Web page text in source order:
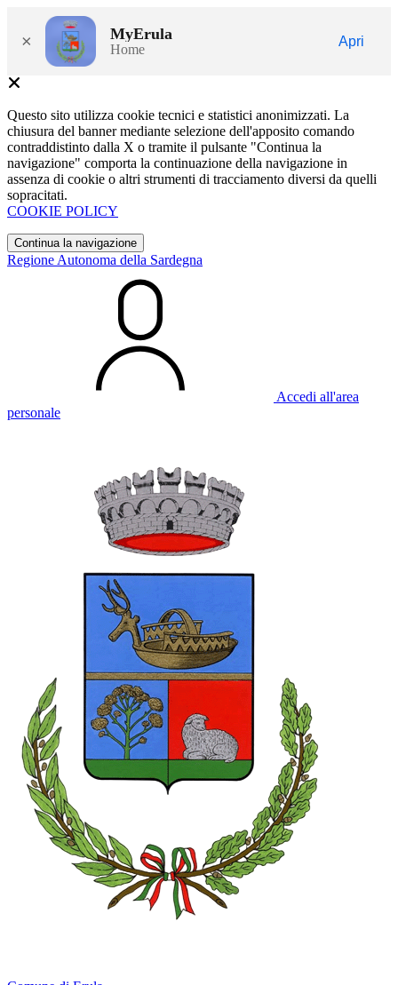
× MyErula
Home
Apri
Questo sito utilizza cookie tecnici e statistici anonimizzati. La
chiusura del banner mediante selezione dell'apposito comando
contraddistinto dalla X o tramite il pulsante "Continua la
navigazione" comporta la continuazione della navigazione in
assenza di cookie o altri strumenti di tracciamento diversi da quelli
sopracitati.
COOKIE POLICY
Continua la navigazione
Regione Autonoma della Sardegna
Accedi all'area
personale